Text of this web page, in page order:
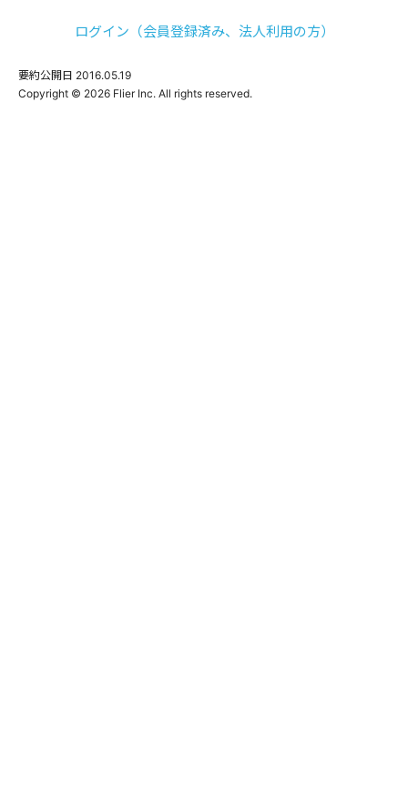
ログイン（会員登録済み、法人利用の方）
要約公開日 2016.05.19